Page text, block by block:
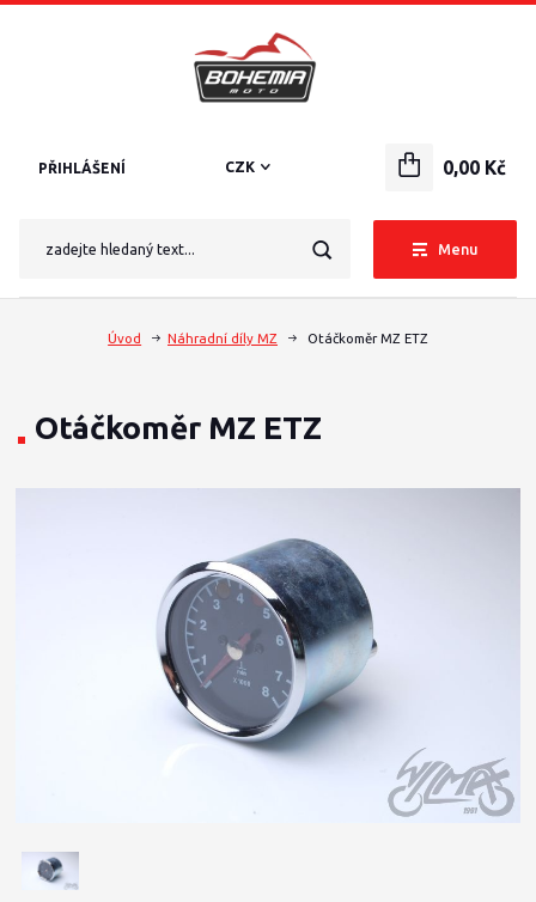
Menu
CZK
PŘIHLÁŠENÍ 0,00 Kč
Úvod Náhradní díly MZ Otáčkoměr MZ ETZ
Otáčkoměr MZ ETZ